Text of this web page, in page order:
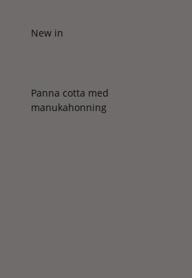
New in
Panna cotta med
manukahonning